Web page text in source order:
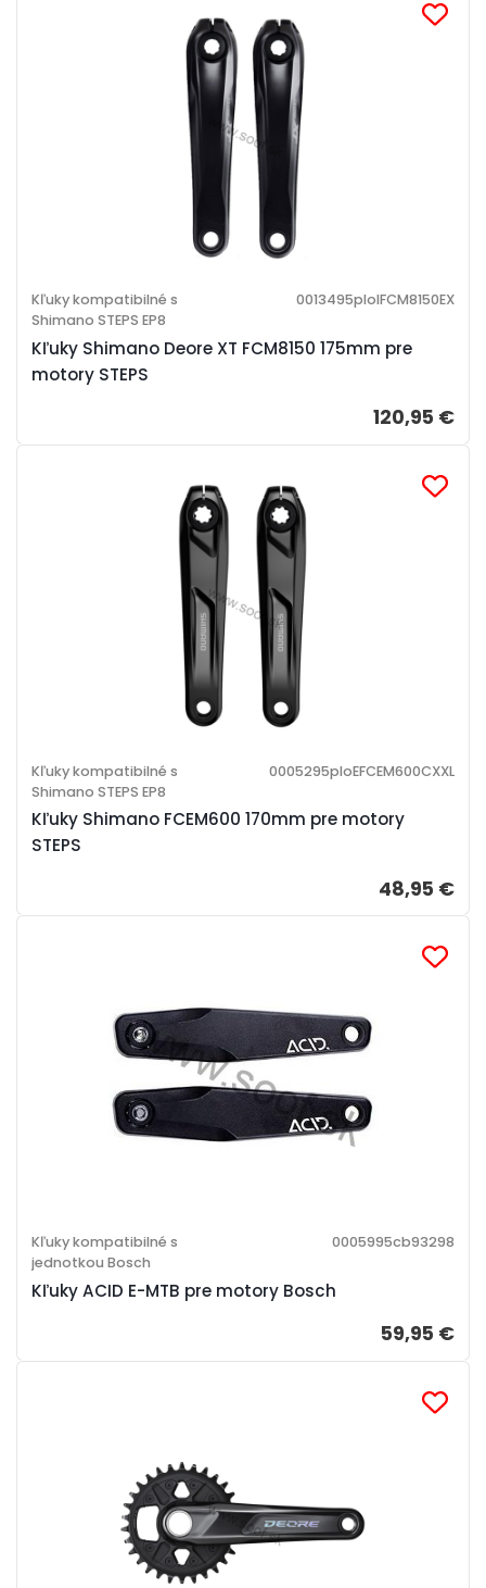
Kľuky Shimano Deore XT FCM8150 175mm pre
motory STEPS
Kľuky kompatibilné s
Shimano STEPS EP8
0013495ploIFCM8150EX
120,95 €
Kľuky Shimano FCEM600 170mm pre motory
STEPS
Kľuky kompatibilné s
Shimano STEPS EP8
0005295ploEFCEM600CXXL
48,95 €
Kľuky ACID E-MTB pre motory Bosch
Kľuky kompatibilné s
jednotkou Bosch
0005995cb93298
59,95 €